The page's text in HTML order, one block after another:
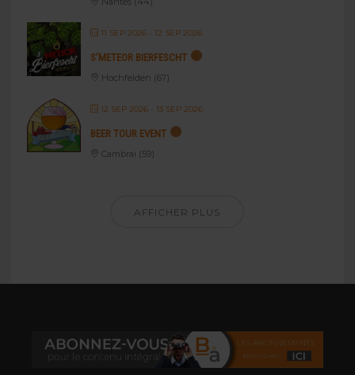
11 SEP 2026- 12 SEP 2026
S’METEOR BIERFESCHT
Hochfelden (67)
12 SEP 2026- 13 SEP 2026
BEER TOUR EVENT
Cambrai (59)
AFFICHER PLUS